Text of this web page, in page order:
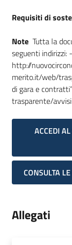
Requisiti di
Note Tutta la
seguenti indirizzi: -
http://
merito.it/web/
di gara e
trasparente/
ACCEDI
CONSULTA
Allegati